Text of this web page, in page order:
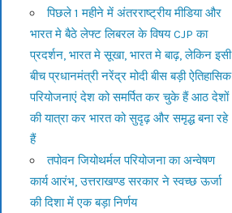
पिछले 1 महीने में अंतरराष्ट्रीय मीडिया और
भारत मे बैठे लेफ्ट लिबरल के विषय CJP का
प्रदर्शन, भारत मे सूखा, भारत मे बाढ़, लेकिन इसी
बीच प्रधानमंत्री नरेंद्र मोदी बीस बड़ी ऐतिहासिक
परियोजनाएं देश को समर्पित कर चुके हैं आठ देशों
की यात्रा कर भारत को सुदृढ़ और समृद्ध बना रहे
हैं
तपोवन जियोथर्मल परियोजना का अन्वेषण
कार्य आरंभ, उत्तराखण्ड सरकार ने स्वच्छ ऊर्जा
की दिशा में एक बड़ा निर्णय